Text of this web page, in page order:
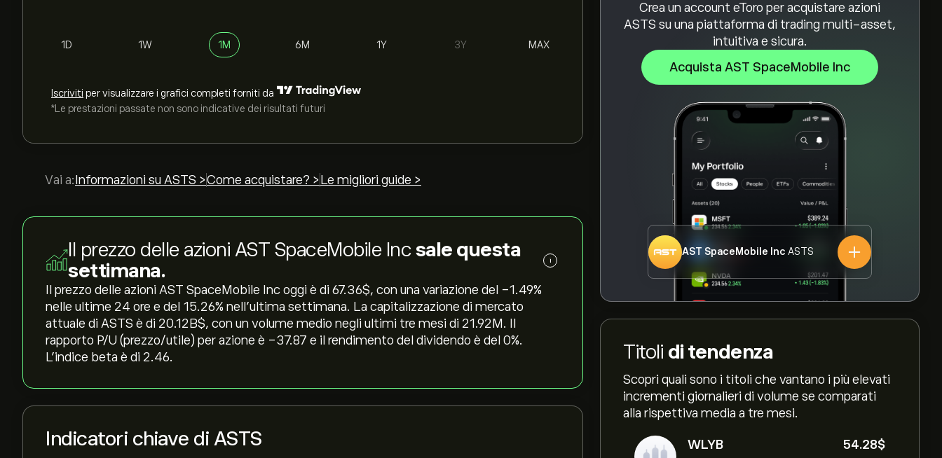
Crea un account eToro per acquistare azioni
ASTS su una piattaforma di trading multi-asset,
intuitiva e sicura.
Acquista AST SpaceMobile Inc
AST SpaceMobile Inc ASTS
Titoli di tendenza
Scopri quali sono i titoli che vantano i più elevati
incrementi giornalieri di volume se comparati
alla rispettiva media a tre mesi.
WLYB
54.28‎$‎
1D 1W 1M 6M 1Y 3Y MAX
Iscriviti per visualizzare i grafici completi forniti da
*Le prestazioni passate non sono indicative dei risultati futuri
Vai a: Informazioni su ASTS >Come acquistare? > Le migliori guide >
Il prezzo delle azioni AST SpaceMobile Incsale questa
settimana.
i
Il prezzo delle azioni AST SpaceMobile Inc oggi è di 67.36‎$‎, con una variazione del ‎-1.49‎%
nelle ultime 24 ore e del ‎15.26‎% nell'ultima settimana. La capitalizzazione di mercato
attuale di ASTS è di 20.12B‎$‎, con un volume medio negli ultimi tre mesi di 21.92M. Il
rapporto P/U (prezzo/utile) per azione è -37.87 e il rendimento del dividendo è del 0%.
L'indice beta è di 2.46.
Indicatori chiave di ASTS